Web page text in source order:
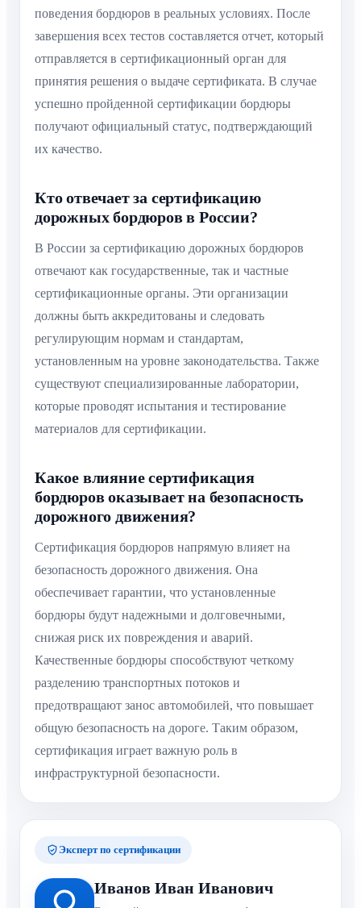
поведения бордюров в реальных условиях. После
завершения всех тестов составляется отчет, который
отправляется в сертификационный орган для
принятия решения о выдаче сертификата. В случае
успешно пройденной сертификации бордюры
получают официальный статус, подтверждающий
их качество.
Кто отвечает за сертификацию
дорожных бордюров в России?
В России за сертификацию дорожных бордюров
отвечают как государственные, так и частные
сертификационные органы. Эти организации
должны быть аккредитованы и следовать
регулирующим нормам и стандартам,
установленным на уровне законодательства. Также
существуют специализированные лаборатории,
которые проводят испытания и тестирование
материалов для сертификации.
Какое влияние сертификация
бордюров оказывает на безопасность
дорожного движения?
Сертификация бордюров напрямую влияет на
безопасность дорожного движения. Она
обеспечивает гарантии, что установленные
бордюры будут надежными и долговечными,
снижая риск их повреждения и аварий.
Качественные бордюры способствуют четкому
разделению транспортных потоков и
предотвращают занос автомобилей, что повышает
общую безопасность на дороге. Таким образом,
сертификация играет важную роль в
инфраструктурной безопасности.
Эксперт по сертификации
Иванов Иван Иванович